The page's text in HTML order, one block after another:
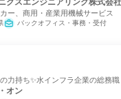
クスエンジニアリング株式会社
ー、商用・産業用機械サービス
バックオフィス・事務・受付
力持ち✨水インフラ企業の総務職
オン